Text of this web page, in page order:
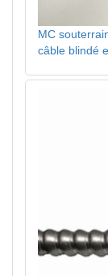
MC
câble blindé